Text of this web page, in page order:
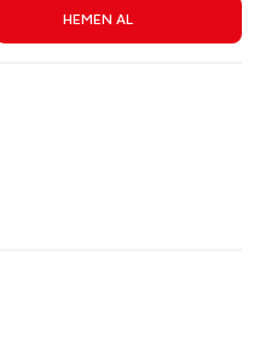
HEMEN AL